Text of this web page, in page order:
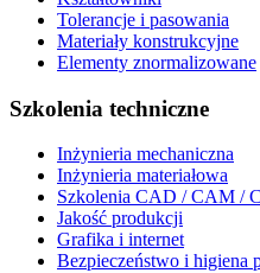
Tolerancje i pasowania
Materiały konstrukcyjne
Elementy znormalizowane
Szkolenia techniczne
Inżynieria mechaniczna
Inżynieria materiałowa
Szkolenia CAD / CAM /
Jakość produkcji
Grafika i internet
Bezpieczeństwo i higiena